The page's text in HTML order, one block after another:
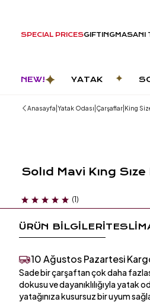
SPECIAL PRICESGIFTINGMASANI
NEW!
YATAK
Anasayfa Yatak Odası Çarşaflar King
Solıd Mavi Kıng
(1)
ÜRÜN BİLGİLERİ
10 Ağustos Pazartesi
Sade bir çarşaftan çok daha
dokusu ve dayanıklılığıyla yatak
yatağınıza kusursuz bir uyum